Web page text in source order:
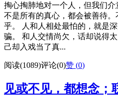
掏心掏肺地对一个人，但我们介
不是所有的真心，都会被善待
乎。 人和人相处最怕的，就是
骗。 和人交情尚欠，话却说得
己却入戏当了真...
阅读(1089)评论(0)赞 (0)
见或不见，都想念；